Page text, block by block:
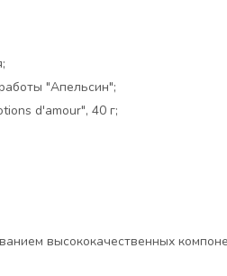
"Апельсин";
d'amour", 40 г;
высококачественных